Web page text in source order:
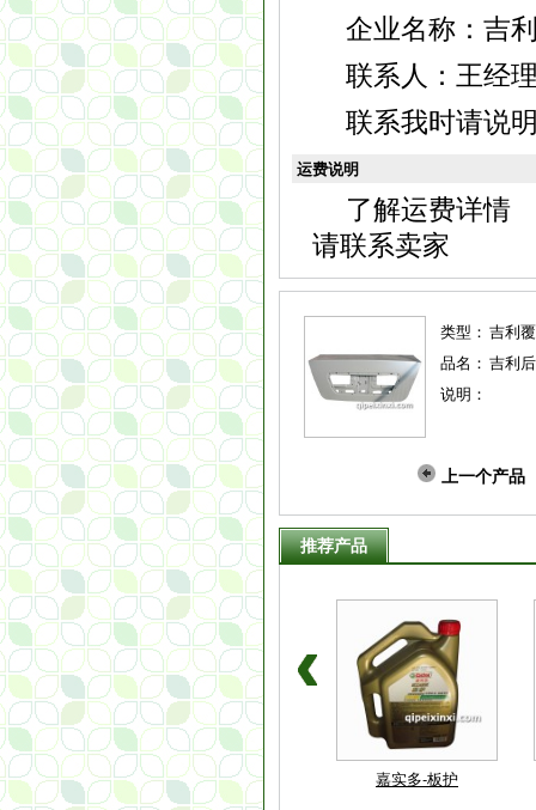
企业名称：吉
联系人：王经
联系我时请说
运费说明
了解运费详情
请联系卖家
类型： 吉利
品名： 吉利
说明：
上一个产品
推荐产品
后杠装饰灯 吉利帝豪门锁 嘉实多-板护